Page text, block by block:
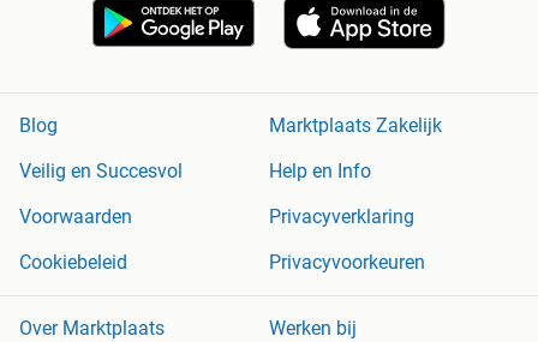
Blog
Marktplaats Zakelijk
Veilig en Succesvol
Help en Info
Voorwaarden
Privacyverklaring
Cookiebeleid
Privacyvoorkeuren
Over Marktplaats
Werken bij